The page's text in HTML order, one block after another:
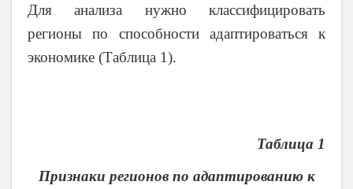
Для анализа нужно классифицировать
регионы по способности адаптироваться к
экономике (Таблица 1).
Таблица 1
Признаки регионов по адаптированию к